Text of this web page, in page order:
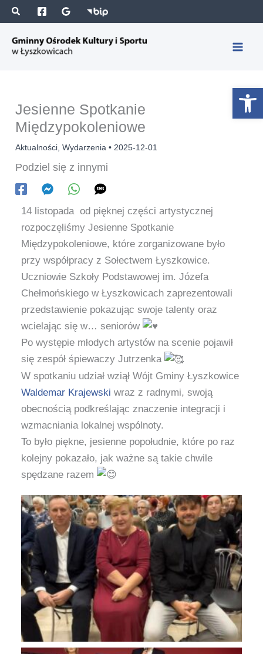
Przejdź
do
treści
z
u
r
c
a
Jesienne Spotkanie
Międzypokoleniowe
Aktualności ,Wydarzenia • 2025-12-01
Podziel się z innymi
14 listopada od pięknej części artystycznej
rozpoczęliśmy Jesienne Spotkanie
Międzypokoleniowe, które zorganizowane było
przy współpracy z Sołectwem Łyszkowice.
Uczniowie Szkoły Podstawowej im. Józefa
Chełmońskiego w Łyszkowicach zaprezentowali
przedstawienie pokazując swoje talenty oraz
wcielając się w… seniorów
Po występie młodych artystów na scenie pojawił
się zespół śpiewaczy Jutrzenka
W spotkaniu udział wziął Wójt Gminy Łyszkowice
Waldemar Krajewski wraz z radnymi, swoją
obecnością podkreślając znaczenie integracji i
wzmacniania lokalnej wspólnoty.
To było piękne, jesienne popołudnie, które po raz
kolejny pokazało, jak ważne są takie chwile
spędzane razem